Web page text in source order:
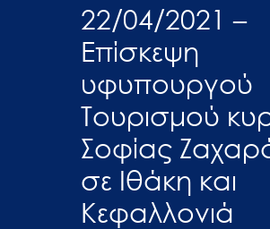
22/04/2021 –
Επίσκεψη
υφυπουργού
Τουρισμού
Σοφίας
σε Ιθάκη και
Κεφαλλονιά